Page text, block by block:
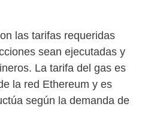
las tarifas requeridas
sean ejecutadas y
La tarifa del gas es
la red Ethereum y es
según la demanda de